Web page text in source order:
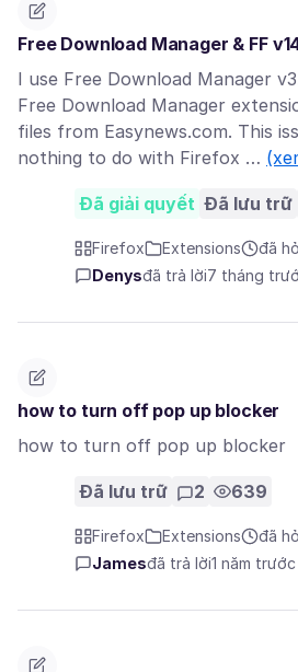
Free Download Manager & FF
I use Free Download Manager
Free Download Manager
files from Easynews.com. This
nothing to do with Firefox …
Đã giải quyết Đã lưu trữ
Firefox Extensions
đã
Denysđã trả lời7 tháng
how to turn off pop up blocker
how to turn off pop up blocker
Đã lưu trữ 2 639
Firefox Extensions
đã
Jamesđã trả lời1 năm trước